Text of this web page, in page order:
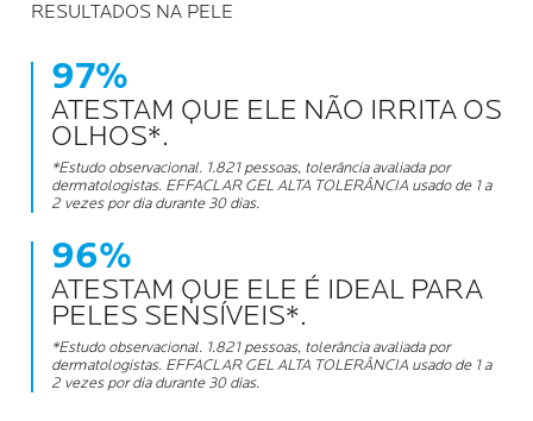
RESULTADOS NA PELE
97%
ATESTAM QUE ELE NÃO IRRITA OS
OLHOS*.
*Estudo observacional. 1.821 pessoas, tolerância avaliada por
dermatologistas. EFFACLAR GEL ALTA TOLERÂNCIA usado de 1 a
2 vezes por dia durante 30 dias.
96%
ATESTAM QUE ELE É IDEAL PARA
PELES SENSÍVEIS*.
*Estudo observacional. 1.821 pessoas, tolerância avaliada por
dermatologistas. EFFACLAR GEL ALTA TOLERÂNCIA usado de 1 a
2 vezes por dia durante 30 dias.